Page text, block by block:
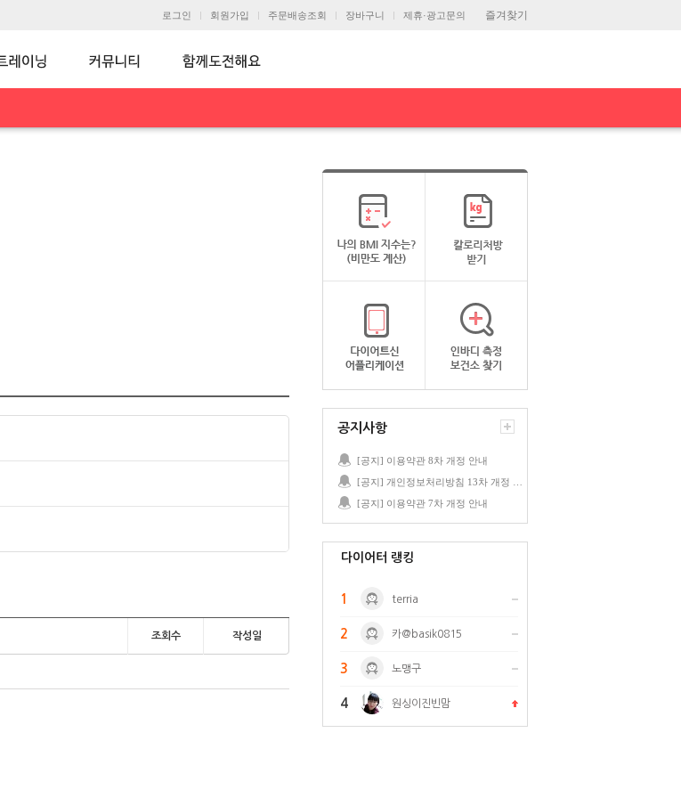
즐겨찾기
로그인 회원가입 주문배송조회 장바구니 제휴·광고문의
조회수 작성일
공지사항
[공지] 이용약관 8차 개정 안내
[공지] 이용약관 7차 개정 안내
다이어터 랭킹
1 terria
2 카@basik0815
3 노맹구
4 원싱이진빈맘